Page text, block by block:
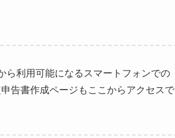
ら利用可能になるスマートフォンでの
告書作成ページもここからアクセスで